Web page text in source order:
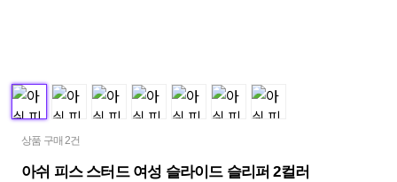
상품 구매 2건
아쉬 피스 스터드 여성 슬라이드 슬리퍼 2컬러